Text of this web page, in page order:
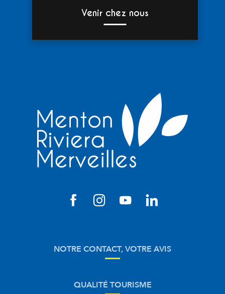
Venir chez nous
NOTRE CONTACT, VOTRE AVIS
QUALITÉ TOURISME